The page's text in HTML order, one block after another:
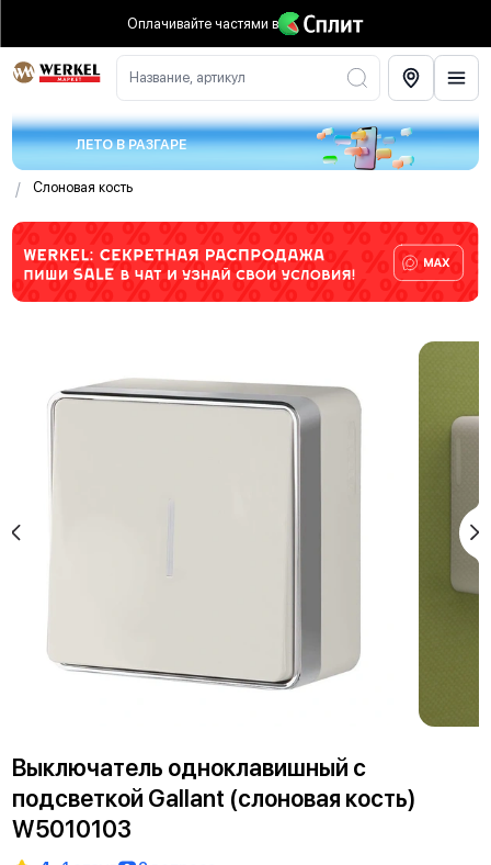
Оплачивайте частями в
Название, артикул
ЛЕТО В РАЗГАРЕ
/ Слоновая кость
Выключатель одноклавишный с
подсветкой Gallant (слоновая кость)
W5010103